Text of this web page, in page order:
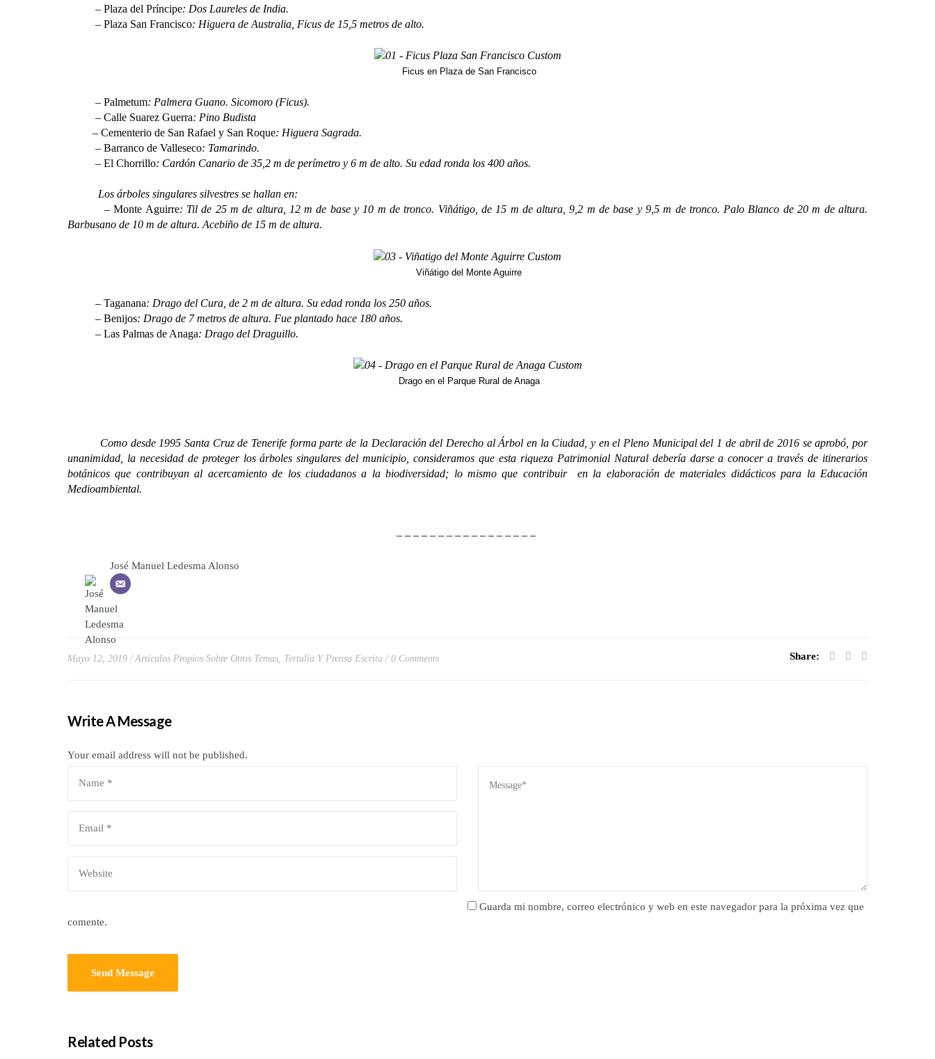
– Plaza del Príncipe: Dos Laureles de India.
– Plaza San Francisco: Higuera de Australia, Ficus de 15,5 metros de alto.
Ficus en Plaza de San Francisco
– Palmetum: Palmera Guano. Sicomoro (Ficus).
– Calle Suarez Guerra: Pino Budista
– Cementerio de San Rafael y San Roque: Higuera Sagrada.
– Barranco de Valleseco: Tamarindo.
– El Chorrillo: Cardón Canario de 35,2 m de perímetro y 6 m de alto. Su edad ronda los 400 años.
Los árboles singulares silvestres se hallan en:
–Monte Aguirre: Til de 25 m de altura, 12 m de base y 10 m de tronco. Viñátigo, de 15 m de altura, 9,2 m de base y 9,5 m de tronco. Palo Blanco de 20 m de altura.
Barbusano de 10 m de altura. Acebiño de 15 m de altura.
Viñátigo del Monte Aguirre
– Taganana: Drago del Cura, de 2 m de altura. Su edad ronda los 250 años.
– Benijos: Drago de 7 metros de altura. Fue plantado hace 180 años.
– Las Palmas de Anaga: Drago del Draguillo.
Drago en el Parque Rural de Anaga
Como desde 1995 Santa Cruz de Tenerife forma parte de la Declaración del Derecho al Árbol en la Ciudad, y en el Pleno Municipal del 1 de abril de 2016 se aprobó, por
unanimidad, la necesidad de proteger los árboles singulares del municipio, consideramos que esta riqueza Patrimonial Natural debería darse a conocer a través de itinerarios
botánicos que contribuyan al acercamiento de los ciudadanos a la biodiversidad; lo mismo que contribuir en la elaboración de materiales didácticos para la Educación
Medioambiental.
– – – – – – – – – – – – – – – – –
José Manuel Ledesma Alonso
Mayo 12, 2019 Artículos Propios Sobre Otros Temas Tertulia Y Prensa Escrita 0 Comments Share:
Write A Message
Your email address will not be published.
Guarda mi nombre, correo electrónico y web en este navegador para la próxima vez que
comente.
Related Posts